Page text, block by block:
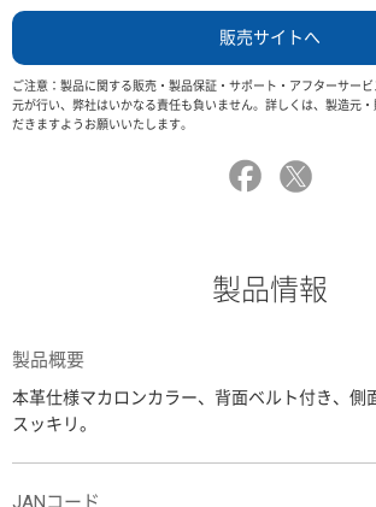
販売サイトへ
ご注意：製品に関する販売・製品保証・サポート・アフターサー
元が行い、弊社はいかなる責任も負いません。詳しくは、製造元
だきますようお願いいたします。
製品情報
製品概要
本革仕様マカロンカラー、背面ベルト付き、側
スッキリ。
JANコード